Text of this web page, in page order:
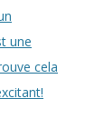
une
cela